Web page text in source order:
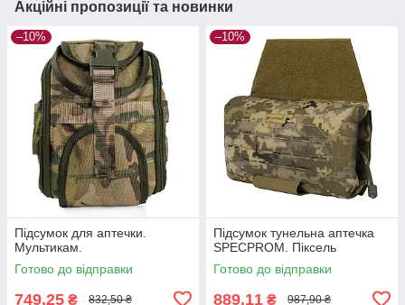
Акційні пропозиції та новинки
–10%
Підсумок для аптечки.
Мультикам.
Готово до відправки
749,25 ₴ 832,50 ₴
–10%
Підсумок тунельна аптечка
SPECPROM. Піксель
Готово до відправки
889,11 ₴ 987,90 ₴